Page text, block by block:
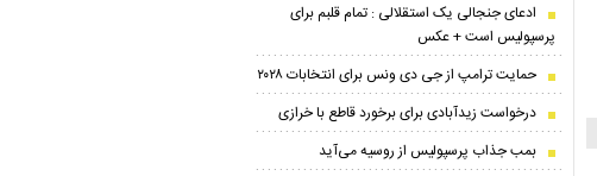
ادعای جنجالی یک استقلالی : تمام قلبم برای
پرسپولیس است + عکس
حمایت ترامپ از جی دی ونس برای انتخابات ۲۰۲۸
درخواست زیدآبادی برای برخورد قاطع با خرازی
بمب جذاب پرسپولیس از روسیه می‌آید